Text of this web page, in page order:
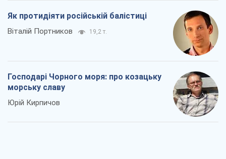
Як протидіяти російській балістиці
Віталій Портников 19,2 т.
Господарі Чорного моря: про козацьку
морську славу
Юрій Кирпичов